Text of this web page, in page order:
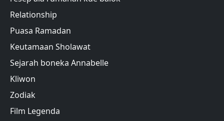
Relationship
Puasa Ramadan
Keutamaan Sholawat
Sejarah boneka Annabelle
Kliwon
Zodiak
Film Legenda